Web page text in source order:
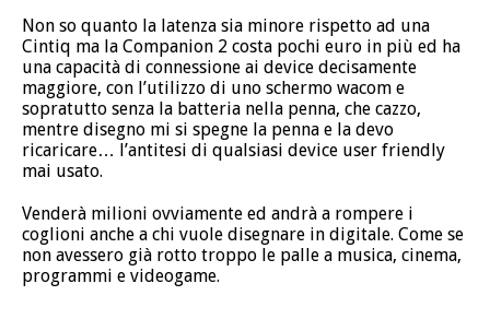
Non so quanto la latenza sia minore rispetto ad una
Cintiq ma la Companion 2 costa pochi euro in più ed ha
una capacità di connessione ai device decisamente
maggiore, con l’utilizzo di uno schermo wacom e
sopratutto senza la batteria nella penna, che cazzo,
mentre disegno mi si spegne la penna e la devo
ricaricare… l’antitesi di qualsiasi device user friendly
mai usato.
Venderà milioni ovviamente ed andrà a rompere i
coglioni anche a chi vuole disegnare in digitale. Come se
non avessero già rotto troppo le palle a musica, cinema,
programmi e videogame.